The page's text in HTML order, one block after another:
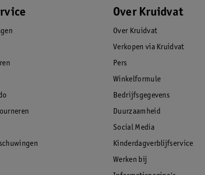
Over Kruidvat
Over Kruidvat
Verkopen via Kruidvat
Pers
Winkelformule
Bedrijfsgegevens
Duurzaamheid
Social Media
Kinderdagverblijfservice
Werken bij